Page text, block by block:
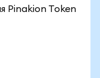
Pinakion Token